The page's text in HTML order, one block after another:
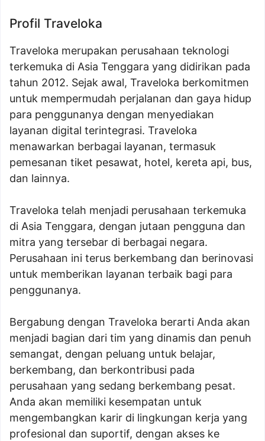
Profil Traveloka
Traveloka merupakan perusahaan teknologi
terkemuka di Asia Tenggara yang didirikan pada
tahun 2012. Sejak awal, Traveloka berkomitmen
untuk mempermudah perjalanan dan gaya hidup
para penggunanya dengan menyediakan
layanan digital terintegrasi. Traveloka
menawarkan berbagai layanan, termasuk
pemesanan tiket pesawat, hotel, kereta api, bus,
dan lainnya.
Traveloka telah menjadi perusahaan terkemuka
di Asia Tenggara, dengan jutaan pengguna dan
mitra yang tersebar di berbagai negara.
Perusahaan ini terus berkembang dan berinovasi
untuk memberikan layanan terbaik bagi para
penggunanya.
Bergabung dengan Traveloka berarti Anda akan
menjadi bagian dari tim yang dinamis dan penuh
semangat, dengan peluang untuk belajar,
berkembang, dan berkontribusi pada
perusahaan yang sedang berkembang pesat.
Anda akan memiliki kesempatan untuk
mengembangkan karir di lingkungan kerja yang
profesional dan suportif, dengan akses ke